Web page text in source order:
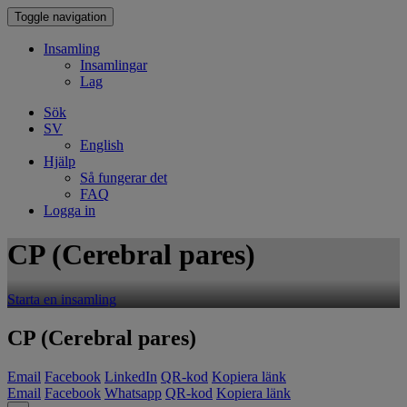
Toggle navigation
Insamling
Insamlingar
Lag
Sök
SV
English
Hjälp
Så fungerar det
FAQ
Logga in
CP (Cerebral pares)
Starta en insamling
CP (Cerebral pares)
Email Facebook LinkedIn QR-kod Kopiera länk
Email Facebook Whatsapp QR-kod Kopiera länk